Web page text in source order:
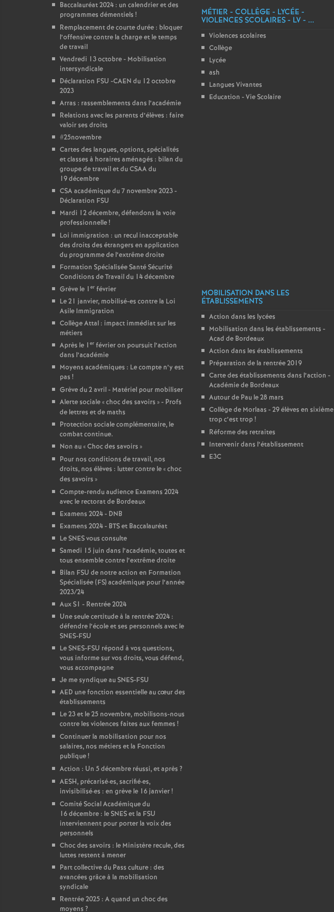
e
c
n
r
l
é
a
n
s
Baccalauréat 2024 : un calendrier et des
programmes démentiels !
Remplacement de courte durée : bloquer
l’offensive contre la charge et le temps
de travail
Vendredi 13 octobre - Mobilisation
intersyndicale
Déclaration FSU -CAEN du 12 octobre
2023
Arras : rassemblements dans l’académie
Relations avec les parents d’élèves : faire
valoir ses droits
#25novembre
Cartes des langues, options, spécialités
et classes à horaires aménagés : bilan du
groupe de travail et du CSAA du
19 décembre
CSA académique du 7 novembre 2023 -
Déclaration FSU
Mardi 12 décembre, défendons la voie
professionnelle!
Loi immigration : un recul inacceptable
des droits des étrangers en application
du programme de l’extrême droite
Formation Spécialisée Santé Sécurité
Conditions de Travail du 14 décembre
Grève le 1 er février
Le 21 janvier, mobilisé-es contre la Loi
Asile Immigration
Collège Attal : impact immédiat sur les
métiers
Après le 1 er février on poursuit l’action
dans l’académie
Moyens académiques : Le compte n’y est
pas !
Grève du 2 avril - Matériel pour mobiliser
Alerte sociale «choc des savoirs » - Profs
de lettres et de maths
Protection sociale complémentaire, le
combat continue.
Non au «Choc des savoirs »
Pour nos conditions de travail, nos
droits, nos élèves : lutter contre le «choc
des savoirs »
Compte-rendu audience Examens 2024
avec le rectorat de Bordeaux
Examens 2024 - DNB
Examens 2024 - BTS et Baccalauréat
Le SNES vous consulte
Samedi 15 juin dans l’académie, toutes et
tous ensemble contre l’extrême droite
Bilan FSU de notre action en Formation
Spécialisée (FS) académique pour l’année
2023/24
Aux S1 - Rentrée 2024
Une seule certitude à la rentrée 2024 :
défendre l’école et ses personnels avec le
SNES-FSU
Le SNES-FSU répond à vos questions,
vous informe sur vos droits, vous défend,
vous accompagne
Je me syndique au SNES-FSU
AED une fonction essentielle au cœur des
établissements
Le 23 et le 25 novembre, mobilisons-nous
contre les violences faites aux femmes !
Continuer la mobilisation pour nos
salaires, nos métiers et la Fonction
publique!
Action : Un 5 décembre réussi, et après ?
AESH, précarisé·es, sacrifié·es,
invisibilisé·es : en grève le 16 janvier!
Comité Social Académique du
16 décembre : le SNES et la FSU
interviennent pour porter la voix des
personnels
Choc des savoirs : le Ministère recule, des
luttes restent à mener
Part collective du Pass culture : des
avancées grâce à la mobilisation
syndicale
Rentrée 2025 : A quand un choc des
moyens ?
MÉTIER - COLLÈGE - LYCÉE -
VIOLENCES SCOLAIRES - LV - ...
Violences scolaires
Collège
Lycée
ash
Langues Vivantes
Education - Vie Scolaire
MOBILISATION DANS LES
ÉTABLISSEMENTS
Action dans les lycées
Mobilisation dans les établissements -
Acad de Bordeaux
Action dans les établissements
Préparation de la rentrée 2019
Carte des établissements dans l’action -
Académie de Bordeaux
Autour de Pau le 28 mars
Collège de Morlaas - 29 élèves en sixième
trop c’est trop!
Réforme des retraites
Intervenir dans l’établissement
E3C